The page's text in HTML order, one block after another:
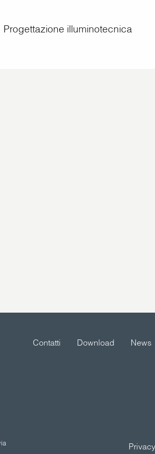
Progettazione illuminotecnica
News
Download
Contatti